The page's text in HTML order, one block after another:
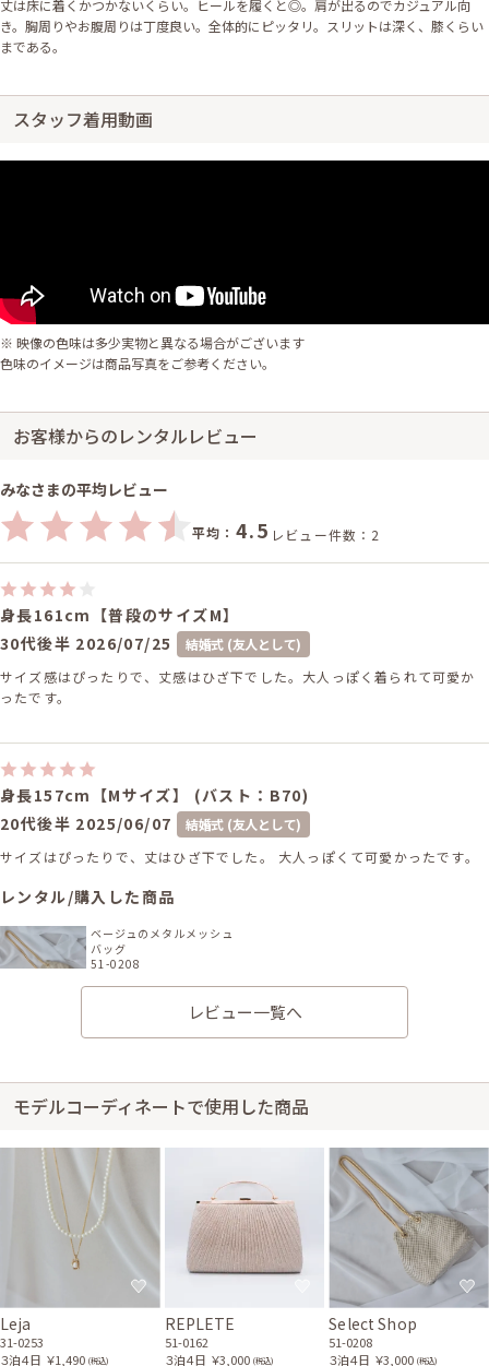
丈は床に着くかつかないくらい。ヒールを履くと◎。肩が出るのでカジュアル向
き。胸周りやお腹周りは丁度良い。全体的にピッタリ。スリットは深く、膝くらい
まである。
スタッフ着用動画
※ 映像の色味は多少実物と異なる場合がございます
色味のイメージは商品写真をご参考ください。
お客様からのレンタルレビュー
みなさまの平均レビュー
平均： 4.5 レビュー件数：2
身長161cm【普段のサイズM】
30代後半 2026/07/25
結婚式 (友人として)
サイズ感はぴったりで、丈感はひざ下でした。大人っぽく着られて可愛か
ったです。
身長157cm【Mサイズ】 (バスト：B70)
20代後半 2025/06/07
結婚式 (友人として)
サイズはぴったりで、丈はひざ下でした。 大人っぽくて可愛かったです。
レンタル/購入した商品
ベージュのメタルメッシュ
バッグ
51-0208
レビュー一覧へ
モデルコーディネートで使用した商品
Leja
31-0253
３泊４日 ￥1,490 (税込)
REPLETE
51-0162
３泊４日 ￥3,000 (税込)
Select Shop
51-0208
３泊４日 ￥3,000 (税込)